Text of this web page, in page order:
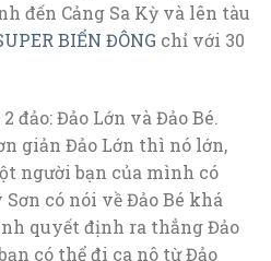
đến Cảng Sa Kỳ và lên tàu
BIỂN ĐÔNG chỉ với 30
đảo: Đảo Lớn và Đảo Bé.
giản Đảo Lớn thì nó lớn,
người bạn của mình có
có nói về Đảo Bé khá
quyết định ra thẳng Đảo
có thể đi ca nô từ Đảo